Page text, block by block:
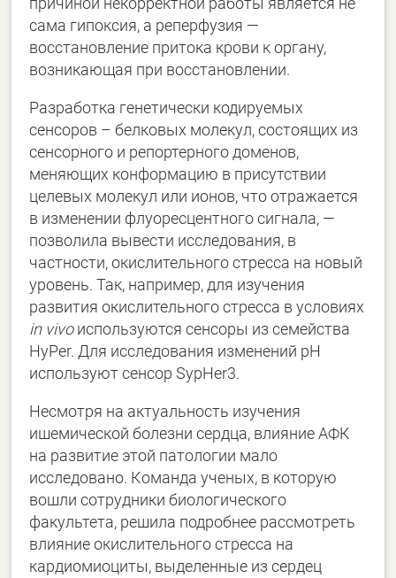
сама гипоксия, а реперфузия —
восстановление притока крови к органу,
возникающая при восстановлении.
Разработка генетически кодируемых
сенсоров – белковых молекул, состоящих из
сенсорного и репортерного доменов,
меняющих конформацию в присутствии
целевых молекул или ионов, что отражается
в изменении флуоресцентного сигнала, —
позволила вывести исследования, в
частности, окислительного стресса на новый
уровень. Так, например, для изучения
развития окислительного стресса в условиях
in vivoиспользуются сенсоры из семейства
HyPer. Для исследования изменений рН
используют сенсор SypHer3.
Несмотря на актуальность изучения
ишемической болезни сердца, влияние АФК
на развитие этой патологии мало
исследовано. Команда ученых, в которую
вошли сотрудники биологического
факультета, решила подробнее рассмотреть
влияние окислительного стресса на
кардиомиоциты, выделенные из сердец